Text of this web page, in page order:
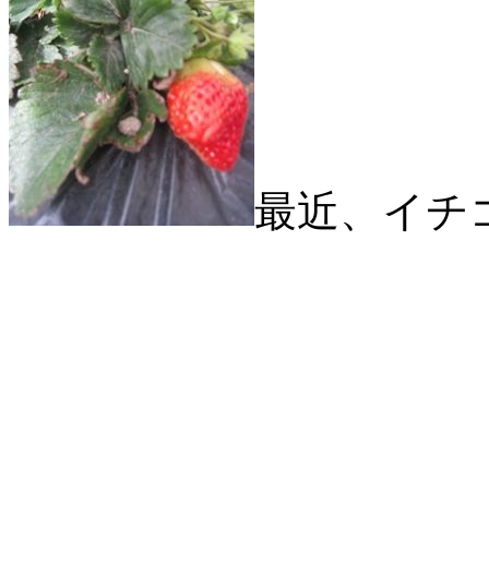
最近、イチ